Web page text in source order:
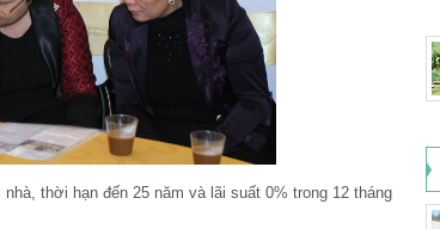
thời hạn đến 25 năm và lãi suất 0% trong 12 tháng